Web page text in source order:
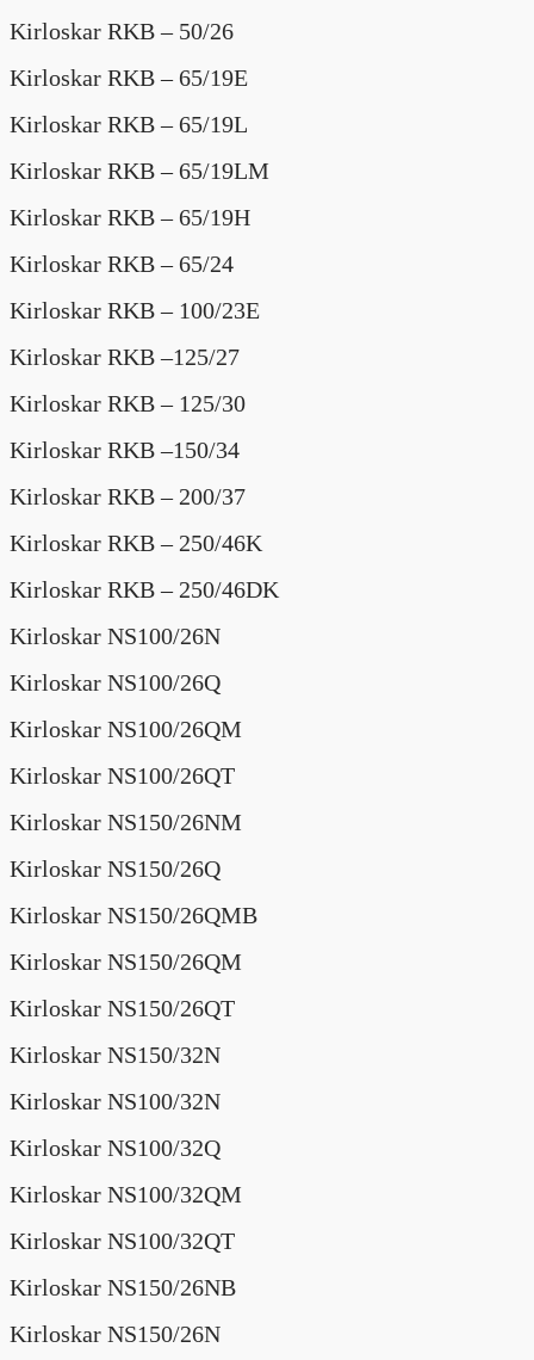
Kirloskar RKB – 50/26
Kirloskar RKB – 65/19E
Kirloskar RKB – 65/19L
Kirloskar RKB – 65/19LM
Kirloskar RKB – 65/19H
Kirloskar RKB – 65/24
Kirloskar RKB – 100/23E
Kirloskar RKB –125/27
Kirloskar RKB – 125/30
Kirloskar RKB –150/34
Kirloskar RKB – 200/37
Kirloskar RKB – 250/46K
Kirloskar RKB – 250/46DK
Kirloskar NS100/26N
Kirloskar NS100/26Q
Kirloskar NS100/26QM
Kirloskar NS100/26QT
Kirloskar NS150/26NM
Kirloskar NS150/26Q
Kirloskar NS150/26QMB
Kirloskar NS150/26QM
Kirloskar NS150/26QT
Kirloskar NS150/32N
Kirloskar NS100/32N
Kirloskar NS100/32Q
Kirloskar NS100/32QM
Kirloskar NS100/32QT
Kirloskar NS150/26NB
Kirloskar NS150/26N